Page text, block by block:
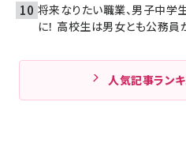
将来なりたい職業、男子中
に！ 高校生は男女とも公務員
人気記事ラン